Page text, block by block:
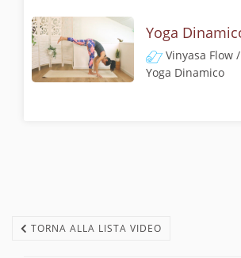
Vinyasa Flow /
Yoga Dinamico
TORNA ALLA LISTA VIDEO